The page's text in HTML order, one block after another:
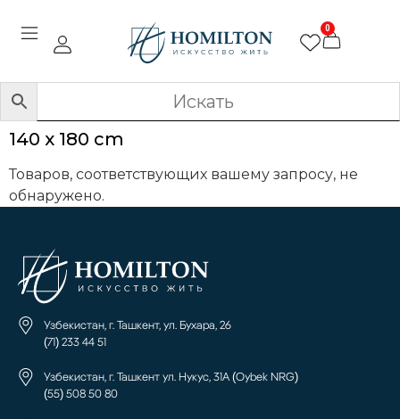
0
140 x 180 cm
Товаров, соответствующих вашему запросу, не
обнаружено.
Узбекистан, г. Ташкент, ул. Бухара, 26
(71) 233 44 51
Узбекистан, г. Ташкент ул. Нукус, 31А (Oybek NRG)
(55) 508 50 80